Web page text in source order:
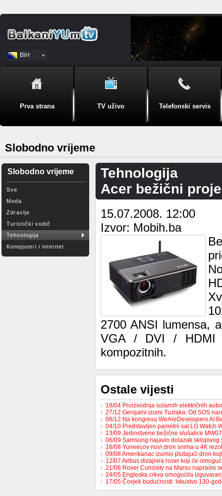
BiH
Srpski
Prva strana TV uživo Telefonski servis
Slobodno vrijeme
Slobodno vrijeme
Sve
Moda
Zdravlje
Turistički vodič
Tehnologija
Kompjuteri i internet
Tehnologija
Acer bežični
15.07.2008. 12:00
Izvor: Mobih.ba
2700 ANSI lumensa,
VGA / DVI / HDMI
kompozitnih.
Ostale vijesti
18/04 Proizvodnja solarnih električnih
27/12 Genijalni izumi Tuzlaka: Od SOS
06/12 Na kongresu WeAreDevelopers AI
04/10 Predstavljen pametni sat LG Watch
13/09 Jedinstvene bežične slušalice
06/09 Samsung najavio dolazak sklopivog
16/08 Yuneecov novi dron snima u 4K
09/08 Amerikanac izumio plutajući dron
12/07 Airbus dizajnira rover koji će
21/06 Rover Curiosity na Marsu napravio
24/05 Engleska crkva omogućila
17/05 Čovjek budućnosti: Iskustvo 130-